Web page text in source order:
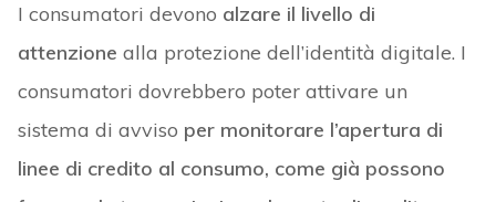
I consumatori devono alzare il livello di
attenzione alla protezione dell’identità digitale. I
consumatori dovrebbero poter attivare un
sistema di avviso per monitorare l’apertura di
linee di credito al consumo, come già possono